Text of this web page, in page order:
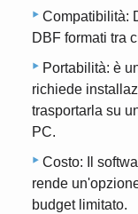
Compatibilità:
DBF formati tra
Portabilità: è
richiede
trasportarla su
PC.
Costo: Il
rende
budget limitato.